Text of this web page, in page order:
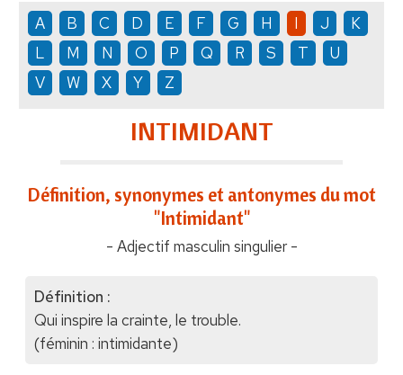
A B C D E F G H I J
K
L
M N O P Q R S T
U
V
W X Y Z
INTIMIDANT
Définition, synonymes et antonymes du mot
"Intimidant"
- Adjectif masculin singulier -
Définition :
Qui inspire la crainte, le trouble.
(féminin : intimidante)